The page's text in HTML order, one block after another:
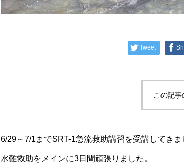
Tweet
この記
6/29～7/1までSRT-1急流救助講習を受講してきま
水難救助をメインに3日間頑張りました。